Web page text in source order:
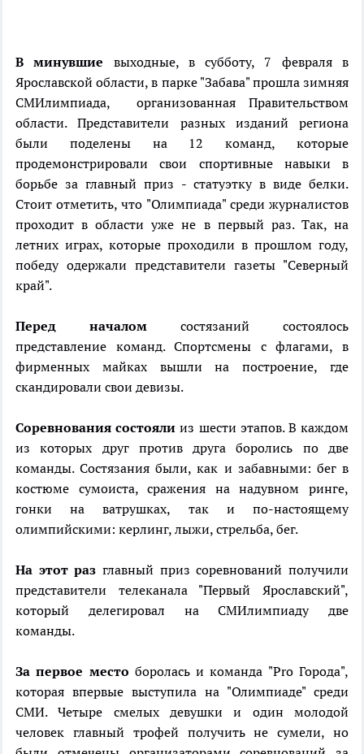
В минувшие выходные, в субботу, 7 февраля в
Ярославской области, в парке "Забава" прошла зимняя
СМИлимпиада, организованная Правительством
области. Представители разных изданий региона
были поделены на 12 команд, которые
продемонстрировали свои спортивные навыки в
борьбе за главный приз - статуэтку в виде белки.
Стоит отметить, что "Олимпиада" среди журналистов
проходит в области уже не в первый раз. Так, на
летних играх, которые проходили в прошлом году,
победу одержали представители газеты "Северный
край".
Перед началом состязаний состоялось
представление команд. Спортсмены с флагами, в
фирменных майках вышли на построение, где
скандировали свои девизы.
Соревнования состояли из шести этапов. В каждом
из которых друг против друга боролись по две
команды. Состязания были, как и забавными: бег в
костюме сумоиста, сражения на надувном ринге,
гонки на ватрушках, так и по-настоящему
олимпийскими: керлинг, лыжи, стрельба, бег.
На этот раз главный приз соревнований получили
представители телеканала "Первый Ярославский",
который делегировал на СМИлимпиаду две
команды.
За первое место боролась и команда "Pro Города",
которая впервые выступила на "Олимпиаде" среди
СМИ. Четыре смелых девушки и один молодой
человек главный трофей получить не сумели, но